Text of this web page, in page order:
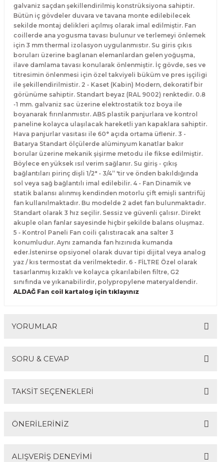
galvaniz saçdan şekillendirilmiş konstrüksiyona sahiptir.
Bütün iç gövdeler duvara ve tavana monte edilebilecek
sekilde montaj delikleri açılmış olarak imal edilmiştir. Fan
coillerde ana yogusma tavası bulunur ve terlemeyi önlemek
için 3 mm thermal izolasyon uygulanmıstır. Su giris çıkıs
boruları üzerine baglanan elemanlardan gelen yoğuşma,
ilave damlama tavası konularak önlenmiştir. İç gövde, ses ve
titresimin önlenmesi için özel takviyeli büküm ve pres işçiligi
ile şekillendirilmistir. 2 - Kaset (Kabin) Modern, dekoratif bir
görünüme sahiptir. Standart beyaz (RAL 9002) renktedir. 0.8
-1 mm. galvaniz sac üzerine elektrostatik toz boya ile
boyanarak fırınlanmıstır. ABS plastik panjurlara ve kontrol
paneline kolayca ulaşılacak hareketli yan kapaklara sahiptir.
Hava panjurlar vasıtası ile 60° açıda ortama üflenir. 3 -
Batarya Standart ölçülerde alüminyum kanatlar bakır
borular üzerine mekanik şişirme metodu ile fikse edilmiştir.
Böylece en yüksek ısıl verim sağlanır. Su giriş - çıkış
bağlantıları pirinç dişli 1/2" - 3/4” 'tir ve önden bakıldığında
sol veya sağ bağlantılı imal edilebilir. 4 - Fan Dinamik ve
statik balansı alınmış kendinden motorlu çift emişli santrifüj
fan kullanılmaktadır. Bu modelde 2 adet fan bulunmaktadır.
Standart olarak 3 hız seçilir. Sessiz ve güvenli çalısır. Direkt
akuple olan fanlar sayesinde hiçbir şekilde balans oluşmaz.
5 - Kontrol Paneli Fan coili çalıstıracak ana salter 3
konumludur. Aynı zamanda fan hızınıda kumanda
eder.İstenirse opsiyonel olarak duvar tipi dijital veya analog
yaz / kıs termostat da verilmektedir. 6 - FİLTRE Özel olarak
tasarlanmış kızaklı ve kolayca çıkarılabilen filtre, G2
sınıfında ve yıkanabilirdir, polypropylene materyaldendir.
ALDAĞ Fan coil kartalog için tıklayınız
YORUMLAR
SORU & CEVAP
TAKSİT SEÇENEKLERİ
ÖNERİLERİNİZ
Bu ürünün fiyat bilgisi, resim, ürün açıklamalarında ve
ALIŞVERİŞ DENEYİMİ